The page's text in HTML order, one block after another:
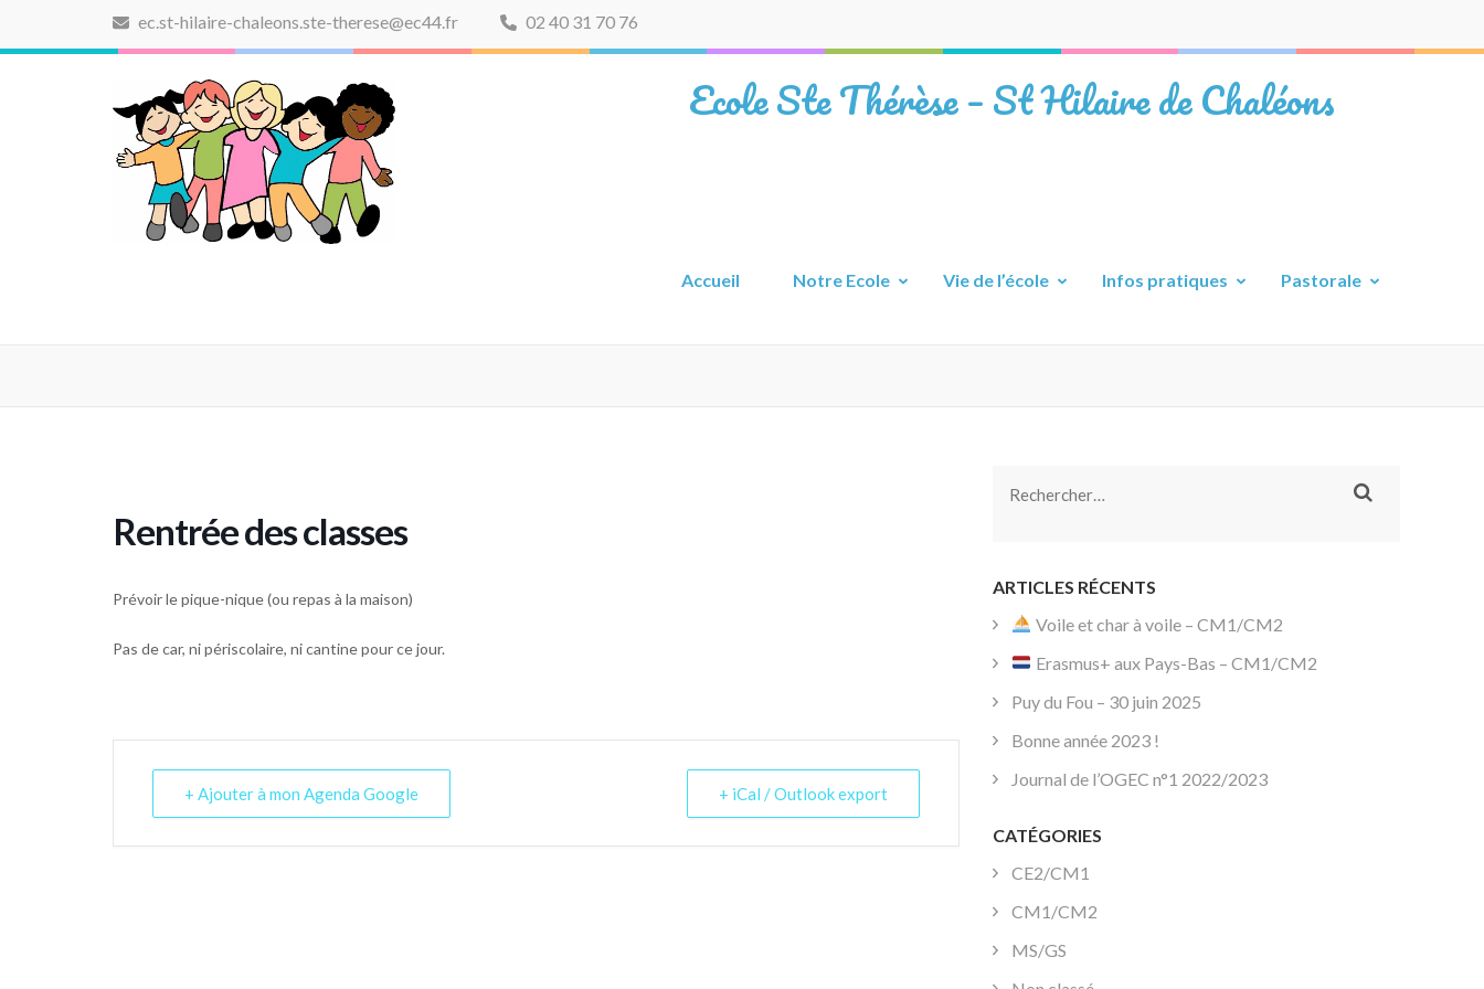
ec.st-hilaire-chaleons.ste-therese@ec44.fr 02 40 31 70 76
Ecole Ste Thérèse – St Hilaire de Chaléons
Accueil Notre Ecole Vie de l’école Infos pratiques Pastorale
Rentrée des classes
Prévoir le pique-nique (ou repas à la maison)
Pas de car, ni périscolaire, ni cantine pour ce jour.
+ Ajouter à mon Agenda Google + iCal / Outlook export
Rechercher :
ARTICLES RÉCENTS
Voile et char à voile – CM1/CM2
Erasmus+ aux Pays-Bas – CM1/CM2
Puy du Fou – 30 juin 2025
Bonne année 2023 !
Journal de l’OGEC n°1 2022/2023
CATÉGORIES
CE2/CM1
CM1/CM2
MS/GS